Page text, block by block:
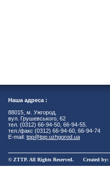
Наша адреса :
88015, м. Ужгород,
вул. Грушевського, 62
тел. (0312) 66-94-50, 66-94-55.
тел./факс (0312) 66-94-60, 66-94-74
E-mail: tpp@tpp.uzhgorod.ua
© ZTTP. All Rights Reserved. Created by: